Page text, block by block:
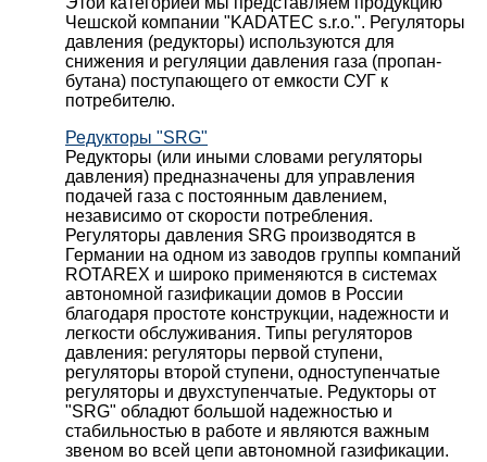
Чешской компании "KADATEC s.r.o.". Регуляторы
давления (редукторы) используются для
снижения и регуляции давления газа (пропан-
бутана) поступающего от емкости СУГ к
потребителю.
Редукторы "SRG"
Редукторы (или иными словами регуляторы
давления) предназначены для управления
подачей газа с постоянным давлением,
независимо от скорости потребления.
Регуляторы давления SRG производятся в
Германии на одном из заводов группы компаний
ROTAREX и широко применяются в системах
автономной газификации домов в России
благодаря простоте конструкции, надежности и
легкости обслуживания. Типы регуляторов
давления: регуляторы первой ступени,
регуляторы второй ступени, одноступенчатые
регуляторы и двухступенчатые. Редукторы от
"SRG" обладют большой надежностью и
стабильностью в работе и являются важным
звеном во всей цепи автономной газификации.